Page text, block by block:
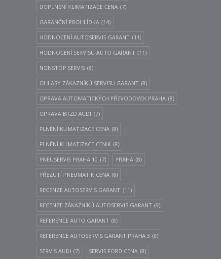
DOPLNĚNÍ KLIMATIZACE CENA (7)
GARANČNÍ PROHLÍDKA (14)
HODNOCENÍ AUTOSERVIS GARANT (11)
HODNOCENÍ SERVISU AUTO GARANT (11)
NONSTOP SERVIS (8)
OHLASY ZÁKAZNÍKŮ SERVISU GARANT (8)
OPRAVA AUTOMATICKÝCH PŘEVODOVEK PRAHA (8)
OPRAVA BRZD AUDI (7)
PLNĚNÍ KLIMATIZACE CENA (8)
PLNĚNÍ KLIMATIZACE CENIK (8)
PNEUSERVIS PRAHA 10 (7) PRAHA (8)
PŘEZUTÍ PNEUMATIK CENA (8)
RECENZE AUTOSERVIS GARANT (11)
RECENZE ZÁKAZNÍKŮ AUTOSERVIS GARANT (9)
REFERENCE AUTO GARANT (8)
REFERENCE AUTOSERVIS GARANT PRAHA 3 (8)
SERVIS AUDI (7) SERVIS FORD CENA (8)